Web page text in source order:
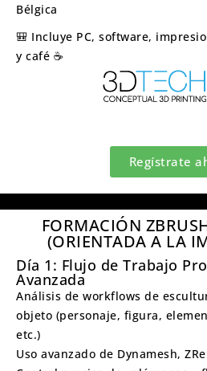
Bélgica
🎒 Incluye PC, software,
y café ☕
Regístrate
FORMACIÓN
(ORIENTADA A LA
Día 1: Flujo de Trabajo
Avanzada
Análisis de workflows de
objeto (personaje, figura,
etc.)
Uso avanzado de Dynamesh,